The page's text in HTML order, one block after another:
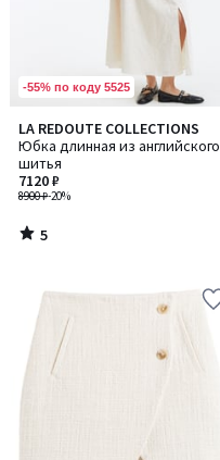
-55% по коду 5525
LA REDOUTE COLLECTIONS
Юбка длинная из английского
шитья
8900 ₽-20%
7120 ₽
5
/
5
5
/